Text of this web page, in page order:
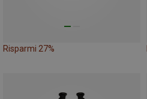
Risparmi 27%